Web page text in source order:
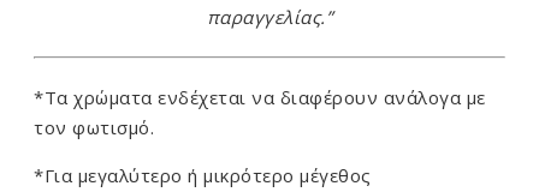
παραγγελίας.”
*Τα χρώματα ενδέχεται να διαφέρουν ανάλογα με
τον φωτισμό.
*Για μεγαλύτερο ή μικρότερο μέγεθος